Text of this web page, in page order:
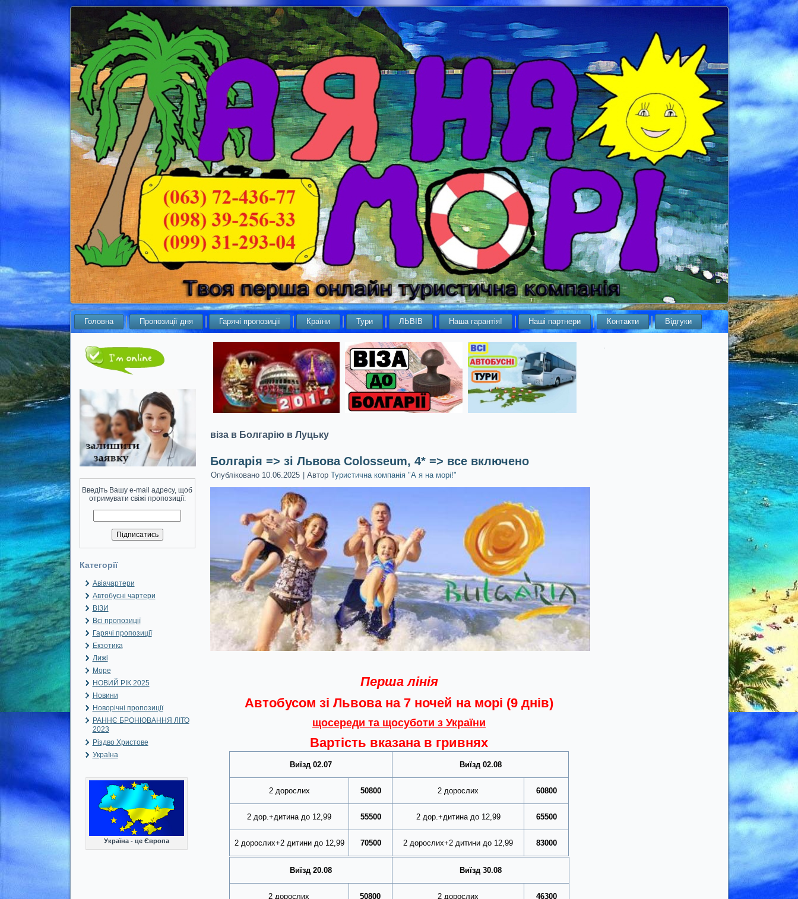
Головна Пропозиції дня Гарячі пропозиції Країни Тури ЛЬВІВ Наша гарантія! Наші партнери Контакти Відгуки
Введіть Вашу e-mail адресу, щоб
отримувати свіжі пропозиції:
Категорії
Авіачартери
Автобусні чартери
ВІЗИ
Всі пропозиції
Гарячі пропозиції
Екзотика
Лижі
Море
НОВИЙ РІК 2025
Новини
Новорічні пропозиції
РАННЄ БРОНЮВАННЯ ЛІТО
2023
Різдво Христове
Україна
Україна - це Європа
віза в Болгарію в Луцьку
Болгарія => зі Львова Colosseum, 4* => все включено
Опубліковано 10.06.2025 Автор Туристична компанія "А я на морі!"
Перша лінія
Автобусом зі Львова на 7 ночей на морі (9 днів)
щосереди та щосуботи з України
Вартість вказана в гривнях
Виїзд 02.07 Виїзд 02.08
2 дорослих 50800 2 дорослих 60800
2 дор.+дитина до 12,99 55500 2 дор.+дитина до 12,99 65500
2 дорослих+2 дитини до 12,99 70500 2 дорослих+2 дитини до 12,99 83000
Виїзд 20.08 Виїзд 30.08
2 дорослих 50800 2 дорослих 46300
.